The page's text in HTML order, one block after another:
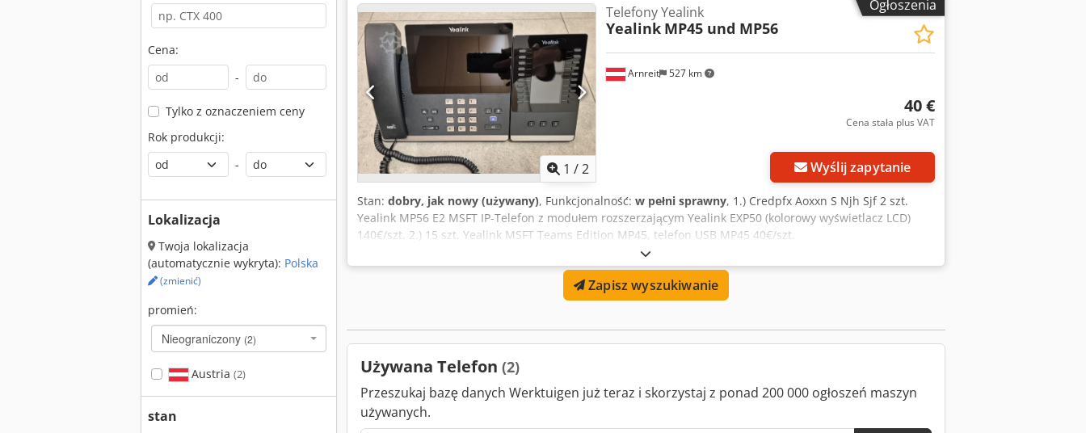
Cena:
-
Tylko z oznaczeniem ceny
Rok produkcji:
-
Lokalizacja
Twoja lokalizacja
(automatycznie wykryta): Polska
(zmienić)
promień:
Nieograniczony (2)
Austria (2)
stan
Ogłoszenia
Zapytaj o więcej zdjęć
1 /2
Arnreit 527 km
Telefony Yealink
Yealink MP45 und MP56
40 €
Cena stała plus VAT
Wyślij zapytanie
Stan: dobry, jak nowy (używany), Funkcjonalność: w pełni sprawny, 1.) Credpfx Aoxxn S Njh Sjf 2 szt.
Yealink MP56 E2 MSFT IP-Telefon z modułem rozszerzającym Yealink EXP50 (kolorowy wyświetlacz LCD)
140€/szt. 2.) 15 szt. Yealink MSFT Teams Edition MP45, telefon USB MP45 40€/szt.
Zapisz wyszukiwanie
Używana Telefon (2)
Przeszukaj bazę danych Werktuigen już teraz i skorzystaj z ponad 200 000 ogłoszeń maszyn
używanych.